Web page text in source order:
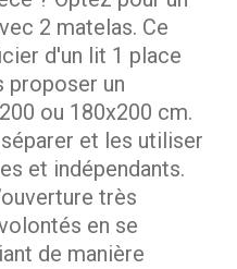
2 matelas. Ce
d'un lit 1 place
proposer un
ou 180x200 cm.
et les utiliser
et indépendants.
très
en se
de manière